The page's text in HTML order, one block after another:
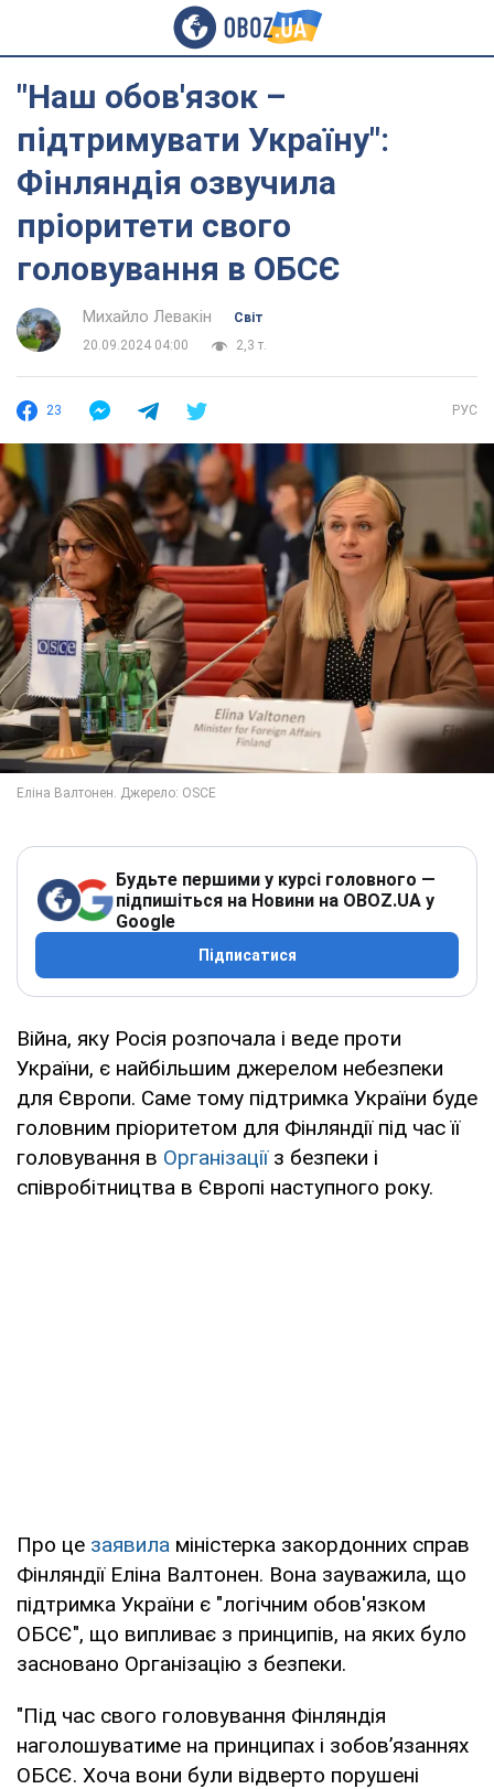
"Наш обов'язок –
підтримувати Україну":
Фінляндія озвучила
пріоритети свого
головування в ОБСЄ
Михайло Левакін
Світ
20.09.2024 04:00
2,3 т.
23 РУС
Будьте першими у курсі головного —
підпишіться на Новини на OBOZ.UA у
Google
Підписатися
Війна, яку Росія розпочала і веде проти
України, є найбільшим джерелом небезпеки
для Європи. Саме тому підтримка України буде
головним пріоритетом для Фінляндії під час її
головування в Організаціїз безпеки і
співробітництва в Європі наступного року.
Про це заявила міністерка закордонних справ
Фінляндії Еліна Валтонен. Вона зауважила, що
підтримка України є "логічним обов'язком
ОБСЄ", що випливає з принципів, на яких було
засновано Організацію з безпеки.
"Під час свого головування Фінляндія
наголошуватиме на принципах і зобов’язаннях
ОБСЄ. Хоча вони були відверто порушені